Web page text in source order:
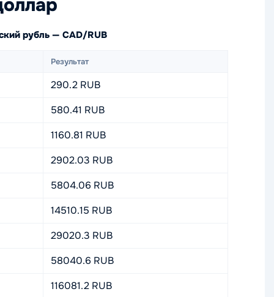
рубль — CAD/RUB
Результат
290.2 RUB
580.41 RUB
1160.81 RUB
2902.03 RUB
5804.06 RUB
14510.15 RUB
29020.3 RUB
58040.6 RUB
116081.2 RUB